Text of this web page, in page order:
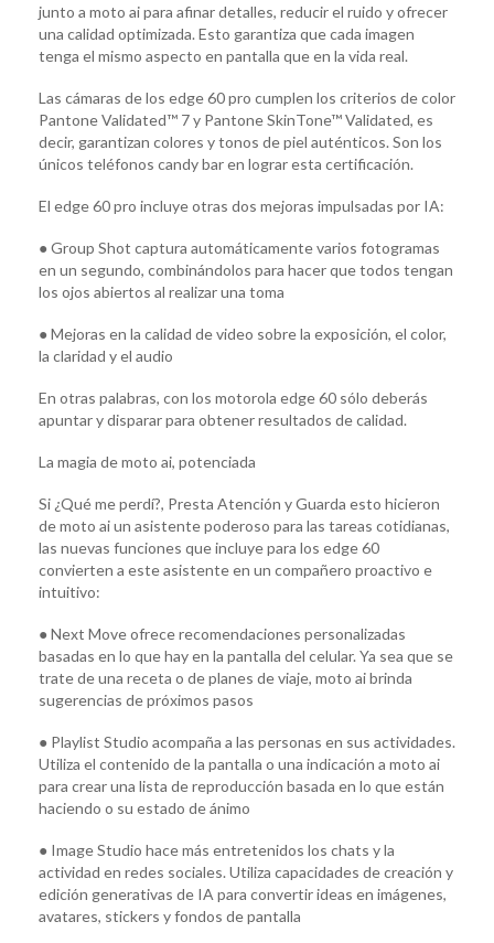
junto a moto ai para afinar detalles, reducir el ruido y ofrecer
una calidad optimizada. Esto garantiza que cada imagen
tenga el mismo aspecto en pantalla que en la vida real.
Las cámaras de los edge 60 pro cumplen los criterios de color
Pantone Validated™ 7 y Pantone SkinTone™ Validated, es
decir, garantizan colores y tonos de piel auténticos. Son los
únicos teléfonos candy bar en lograr esta certificación.
El edge 60 pro incluye otras dos mejoras impulsadas por IA:
● Group Shot captura automáticamente varios fotogramas
en un segundo, combinándolos para hacer que todos tengan
los ojos abiertos al realizar una toma
● Mejoras en la calidad de video sobre la exposición, el color,
la claridad y el audio
En otras palabras, con los motorola edge 60 sólo deberás
apuntar y disparar para obtener resultados de calidad.
La magia de moto ai, potenciada
Si ¿Qué me perdí?, Presta Atención y Guarda esto hicieron
de moto ai un asistente poderoso para las tareas cotidianas,
las nuevas funciones que incluye para los edge 60
convierten a este asistente en un compañero proactivo e
intuitivo:
● Next Move ofrece recomendaciones personalizadas
basadas en lo que hay en la pantalla del celular. Ya sea que se
trate de una receta o de planes de viaje, moto ai brinda
sugerencias de próximos pasos
● Playlist Studio acompaña a las personas en sus actividades.
Utiliza el contenido de la pantalla o una indicación a moto ai
para crear una lista de reproducción basada en lo que están
haciendo o su estado de ánimo
● Image Studio hace más entretenidos los chats y la
actividad en redes sociales. Utiliza capacidades de creación y
edición generativas de IA para convertir ideas en imágenes,
avatares, stickers y fondos de pantalla